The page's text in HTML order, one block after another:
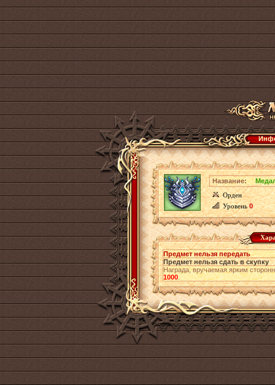
Название:
Орден
Уровень0
Предмет нельзя передать
Предмет нельзя сдать в скупку
Награда, вручаемая ярким
1000.